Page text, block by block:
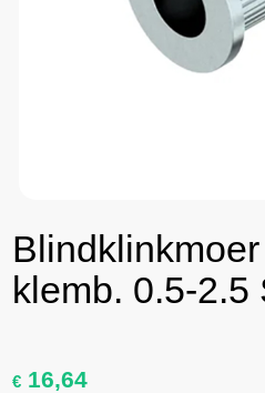
klemb. 0.5-2.5
€ 16,64